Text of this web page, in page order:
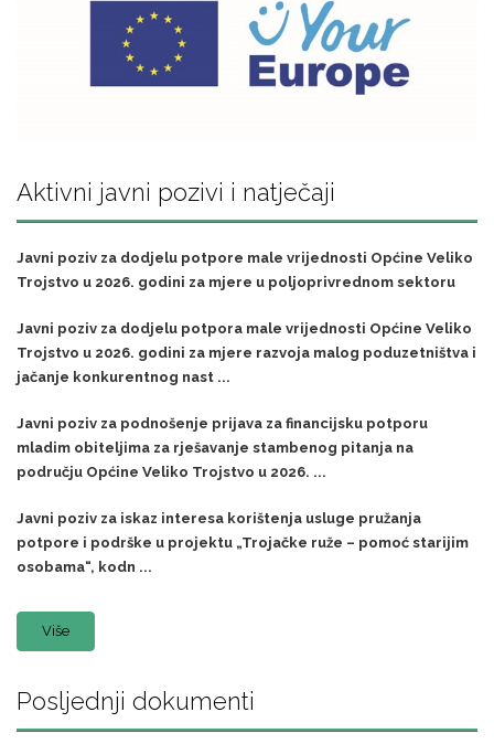
Aktivni javni pozivi i natječaji
Javni poziv za dodjelu potpore male vrijednosti Općine Veliko
Trojstvo u 2026. godini za mjere u poljoprivrednom sektoru
Javni poziv za dodjelu potpora male vrijednosti Općine Veliko
Trojstvo u 2026. godini za mjere razvoja malog poduzetništva i
jačanje konkurentnog nast ...
Javni poziv za podnošenje prijava za financijsku potporu
mladim obiteljima za rješavanje stambenog pitanja na
području Općine Veliko Trojstvo u 2026. ...
Javni poziv za iskaz interesa korištenja usluge pružanja
potpore i podrške u projektu „Trojačke ruže – pomoć starijim
osobama“, kodn ...
Više
Posljednji dokumenti